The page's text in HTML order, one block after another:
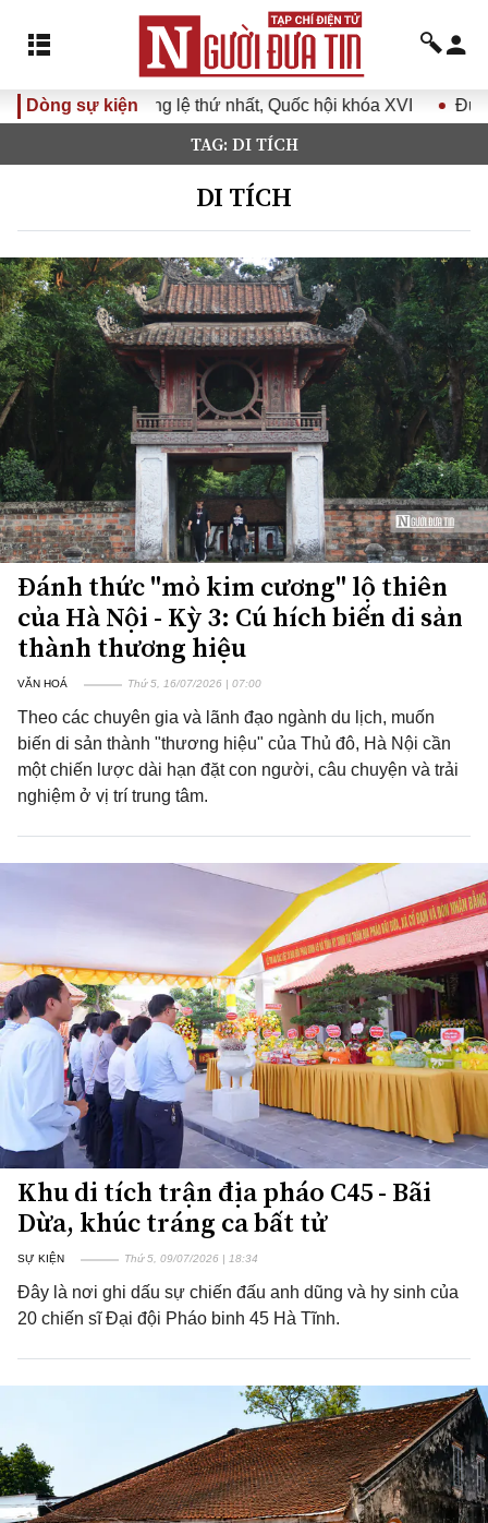
Dòng sự kiện
thứ nhất, Quốc hội khóa XVI Đưa Nghị quyết Đại hội
TAG: DI TÍCH
DI TÍCH
Đánh thức "mỏ kim cương" lộ thiên
của Hà Nội - Kỳ 3: Cú hích biến di sản
thành thương hiệu
VĂN HOÁ Thứ 5, 16/07/2026 | 07:00
Theo các chuyên gia và lãnh đạo ngành du lịch, muốn
biến di sản thành "thương hiệu" của Thủ đô, Hà Nội cần
một chiến lược dài hạn đặt con người, câu chuyện và trải
nghiệm ở vị trí trung tâm.
Khu di tích trận địa pháo C45 - Bãi
Dừa, khúc tráng ca bất tử
SỰ KIỆN Thứ 5, 09/07/2026 | 18:34
Đây là nơi ghi dấu sự chiến đấu anh dũng và hy sinh của
20 chiến sĩ Đại đội Pháo binh 45 Hà Tĩnh.